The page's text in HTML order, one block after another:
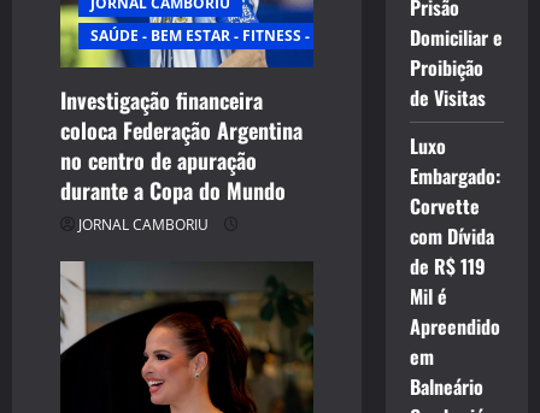
SAÚDE - BEM ESTAR - FITNESS - ESPORTE
Investigação financeira
coloca Federação Argentina
no centro de apuração
durante a Copa do Mundo
JORNAL CAMBORIU
Prisão
Domiciliar e
Proibição
de Visitas
Luxo
Embargado:
Corvette
com Dívida
de R$ 119
Mil é
Apreendido
em
Balneário